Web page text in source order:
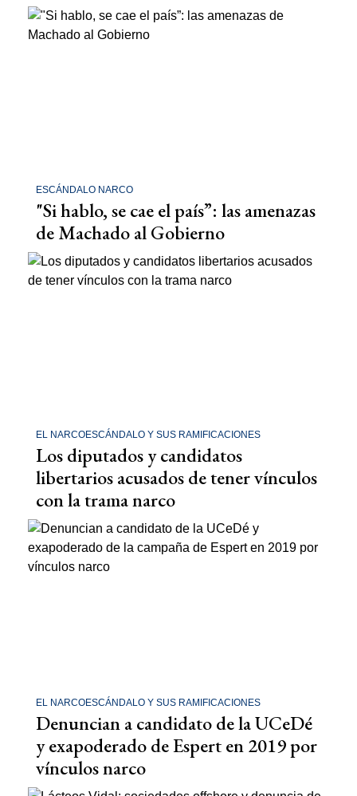
ESCÁNDALO NARCO
"Si hablo, se cae el país”: las amenazas
de Machado al Gobierno
EL NARCOESCÁNDALO Y SUS RAMIFICACIONES
Los diputados y candidatos
libertarios acusados de tener vínculos
con la trama narco
EL NARCOESCÁNDALO Y SUS RAMIFICACIONES
Denuncian a candidato de la UCeDé
y exapoderado de Espert en 2019 por
vínculos narco